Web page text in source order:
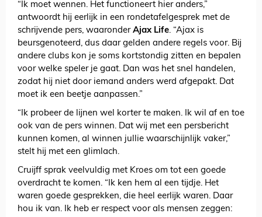
“Ik moet wennen. Het functioneert hier anders,”
antwoordt hij eerlijk in een rondetafelgesprek met de
schrijvende pers, waaronder Ajax Life. “Ajax is
beursgenoteerd, dus daar gelden andere regels voor. Bij
andere clubs kon je soms kortstondig zitten en bepalen
voor welke speler je gaat. Dan was het snel handelen,
zodat hij niet door iemand anders werd afgepakt. Dat
moet ik een beetje aanpassen.”
“Ik probeer de lijnen wel korter te maken. Ik wil af en toe
ook van de pers winnen. Dat wij met een persbericht
kunnen komen, al winnen jullie waarschijnlijk vaker,”
stelt hij met een glimlach.
Cruijff sprak veelvuldig met Kroes om tot een goede
overdracht te komen. “Ik ken hem al een tijdje. Het
waren goede gesprekken, die heel eerlijk waren. Daar
hou ik van. Ik heb er respect voor als mensen zeggen: